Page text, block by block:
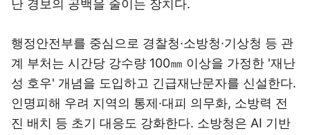
난 경보의 공백을 줄이는 장치다.
행정안전부를 중심으로 경찰청·소방청·기상청 등 관
계 부처는 시간당 강수량 100㎜ 이상을 가정한 '재난
성 호우' 개념을 도입하고 긴급재난문자를 신설한다.
인명피해 우려 지역의 통제·대피 의무화, 소방력 전
진 배치 등 초기 대응도 강화한다. 소방청은 AI 기반